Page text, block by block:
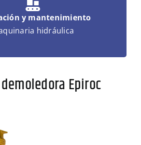
y mantenimiento
hidráulica
Epiroc